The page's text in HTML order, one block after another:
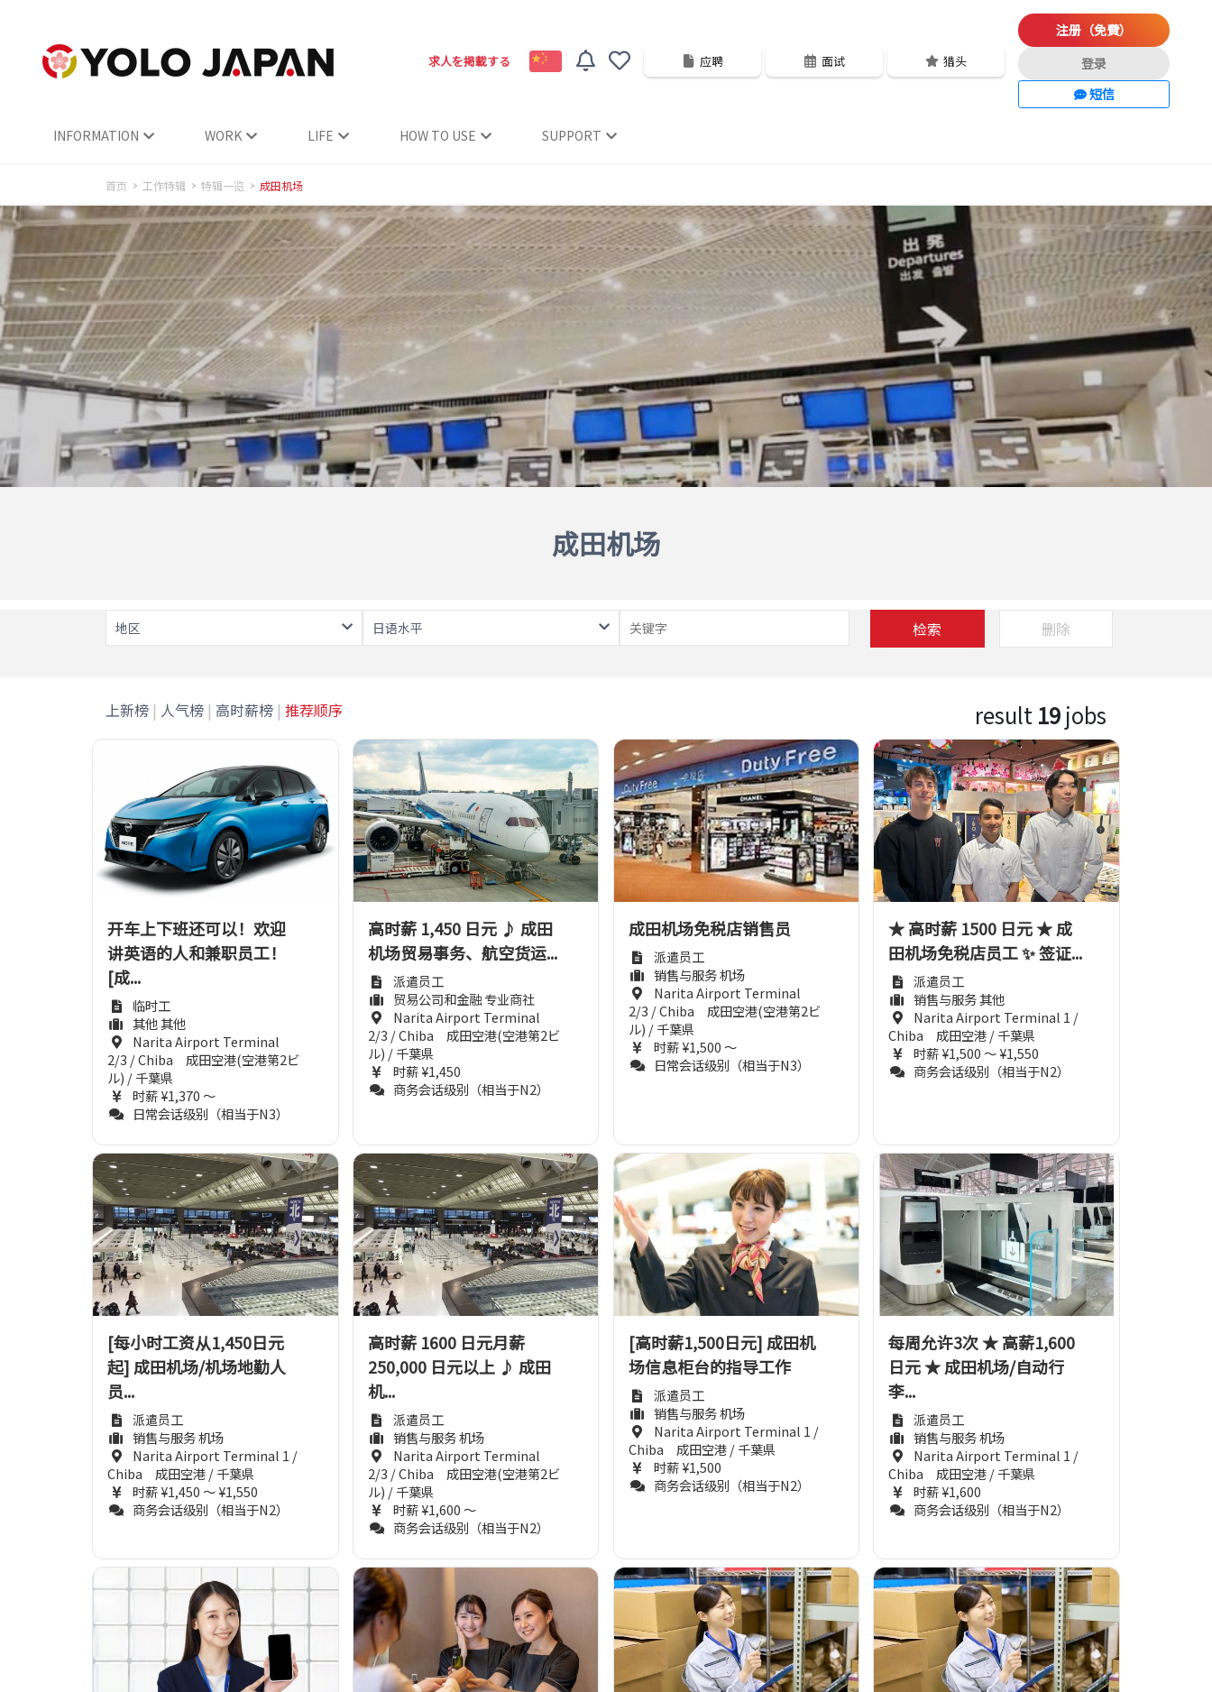
求人を掲載する 应聘 面试 猎头
注册（免費）
登录
短信
INFORMATION WORK LIFE HOW TO USE SUPPORT
首页 工作特辑 特辑一览 成田机场
成田机场
地区 日语水平 检索 删除
result 19 jobs
上新榜 | 人气榜 | 高时薪榜 | 推荐顺序
开车上下班还可以！欢迎
讲英语的人和兼职员工！
[成...
临时工
其他 其他
Narita Airport Terminal
2/3 / Chiba 成田空港(空港第2ビ
ル) / 千葉県
时薪 ¥1,370 ～
日常会话级别（相当于N3）
高时薪 1,450 日元 ♪ 成田
机场贸易事务、航空货运...
派遣员工
贸易公司和金融 专业商社
Narita Airport Terminal
2/3 / Chiba 成田空港(空港第2ビ
ル) / 千葉県
时薪 ¥1,450
商务会话级别（相当于N2）
成田机场免税店销售员
派遣员工
销售与服务 机场
Narita Airport Terminal
2/3 / Chiba 成田空港(空港第2ビ
ル) / 千葉県
时薪 ¥1,500 ～
日常会话级别（相当于N3）
★ 高时薪 1500 日元 ★ 成
田机场免税店员工 ✨ 签证...
派遣员工
销售与服务 其他
Narita Airport Terminal 1 /
Chiba 成田空港 / 千葉県
时薪 ¥1,500 ～ ¥1,550
商务会话级别（相当于N2）
[每小时工资从1,450日元
起] 成田机场/机场地勤人
员...
派遣员工
销售与服务 机场
Narita Airport Terminal 1 /
Chiba 成田空港 / 千葉県
时薪 ¥1,450 ～ ¥1,550
商务会话级别（相当于N2）
高时薪 1600 日元月薪
250,000 日元以上 ♪ 成田
机...
派遣员工
销售与服务 机场
Narita Airport Terminal
2/3 / Chiba 成田空港(空港第2ビ
ル) / 千葉県
时薪 ¥1,600 ～
商务会话级别（相当于N2）
[高时薪1,500日元] 成田机
场信息柜台的指导工作
派遣员工
销售与服务 机场
Narita Airport Terminal 1 /
Chiba 成田空港 / 千葉県
时薪 ¥1,500
商务会话级别（相当于N2）
每周允许3次 ★ 高薪1,600
日元 ★ 成田机场/自动行
李...
派遣员工
销售与服务 机场
Narita Airport Terminal 1 /
Chiba 成田空港 / 千葉県
时薪 ¥1,600
商务会话级别（相当于N2）